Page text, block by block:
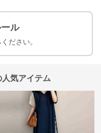
ル
ださい。
気アイテム